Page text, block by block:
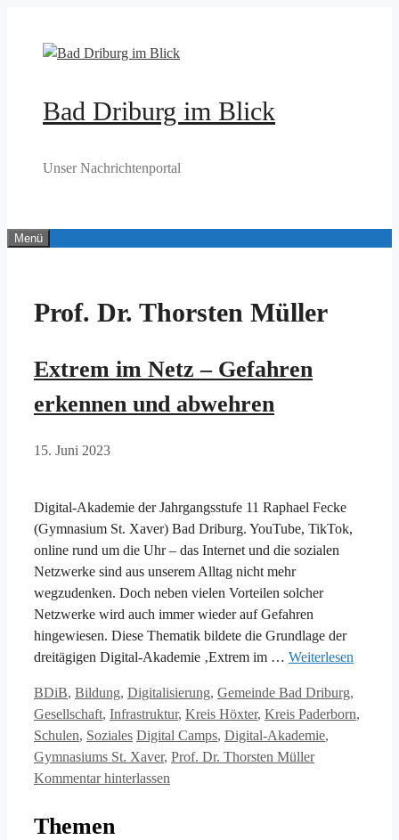
springen
Bad Driburg im Blick
Unser Nachrichtenportal
Menü
Prof. Dr. Thorsten Müller
Extrem im Netz – Gefahren
erkennen und abwehren
15. Juni 2023
Digital-Akademie der Jahrgangsstufe 11 Raphael Fecke
(Gymnasium St. Xaver) Bad Driburg. YouTube, TikTok,
online rund um die Uhr – das Internet und die sozialen
Netzwerke sind aus unserem Alltag nicht mehr
wegzudenken. Doch neben vielen Vorteilen solcher
Netzwerke wird auch immer wieder auf Gefahren
hingewiesen. Diese Thematik bildete die Grundlage der
dreitägigen Digital-Akademie ‚Extrem im … Weiterlesen
Kategorien
BDiB, Bildung, Digitalisierung, Gemeinde Bad Driburg,
Gesellschaft, Infrastruktur, Kreis Höxter, Kreis Paderborn,
Schulen, Soziales Schlagwörter
Digital Camps, Digital-Akademie,
Gymnasiums St. Xaver, Prof. Dr. Thorsten Müller
Kommentar hinterlassen
Themen